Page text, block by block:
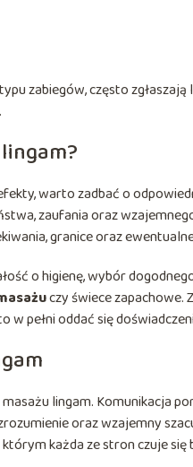
zabiegów, często
warto zadbać o
zaufania oraz
granice oraz
o higienę, wybór
czy świece zapachowe.
w pełni oddać się
lingam. Komunikacja
oraz wzajemny
każda ze stron czuje się